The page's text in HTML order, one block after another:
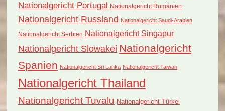
Nationalgericht Portugal Nationalgericht Rumänien
Nationalgericht Russland Nationalgericht Saudi-Arabien
Nationalgericht Serbien Nationalgericht Singapur
Nationalgericht Slowakei Nationalgericht
Spanien Nationalgericht Sri Lanka Nationalgericht Taiwan
Nationalgericht Thailand
Nationalgericht Tuvalu Nationalgericht Türkei